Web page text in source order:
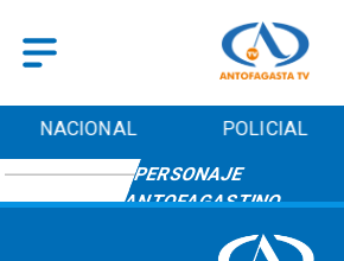
NACIONAL POLICIAL
PERSONAJE
ANTOFAGASTINO